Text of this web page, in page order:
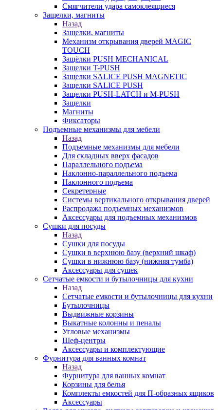
Cмягчители удара самоклеящиеся
Защелки, магниты
Назад
Защелки, магниты
Механизм открывания дверей MAGIC
TOUCH
Защёлки PUSH MECHANICAL
Защелки T-PUSH
Защелки SALICE PUSH MAGNETIC
Защелки SALICE PUSH
Защелки PUSH-LATCH и M-PUSH
Защелки
Магниты
Фиксаторы
Подъемные механизмы для мебели
Назад
Подъемные механизмы для мебели
Для складных вверх фасадов
Параллельного подъема
Наклонно-параллельного подъема
Наклонного подъема
Секретерные
Системы вертикального открывания дверей
Распродажа подъемных механизмов
Аксессуары для подъемных механизмов
Сушки для посуды
Назад
Сушки для посуды
Сушки в верхнюю базу (верхний шкаф)
Сушки в нижнюю базу (нижняя тумба)
Аксессуары для сушек
Сетчатые емкости и бутылочницы для кухни
Назад
Сетчатые емкости и бутылочницы для кухни
Бутылочницы
Выдвижные корзины
Выкатные колонны и пеналы
Угловые механизмы
Шеф-центры
Аксессуары и комплектующие
Фурнитура для ванных комнат
Назад
Фурнитура для ванных комнат
Корзины для белья
Комплекты емкостей для П-образных ящиков
Аксессуары